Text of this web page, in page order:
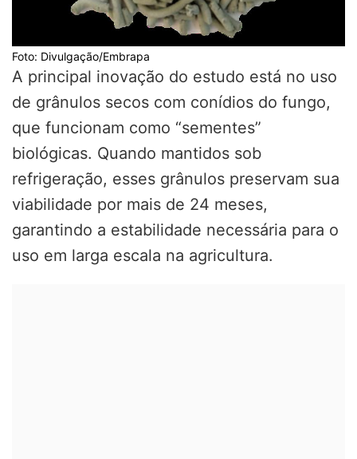
Foto: Divulgação/Embrapa
A principal inovação do estudo está no uso
de grânulos secos com conídios do fungo,
que funcionam como “sementes”
biológicas. Quando mantidos sob
refrigeração, esses grânulos preservam sua
viabilidade por mais de 24 meses,
garantindo a estabilidade necessária para o
uso em larga escala na agricultura.